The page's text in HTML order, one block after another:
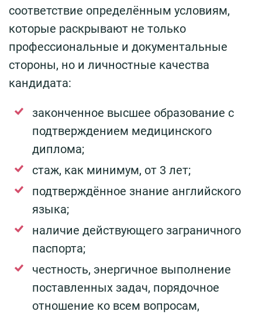
соответствие определённым условиям,
которые раскрывают не только
профессиональные и документальные
стороны, но и личностные качества
кандидата:
законченное высшее образование с
подтверждением медицинского
диплома;
стаж, как минимум, от 3 лет;
подтверждённое знание английского
языка;
наличие действующего заграничного
паспорта;
честность, энергичное выполнение
поставленных задач, порядочное
отношение ко всем вопросам,